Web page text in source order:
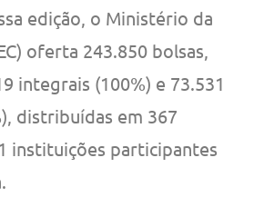
edição, o Ministério da
oferta 243.850 bolsas,
integrais (100%) e 73.531
distribuídas em 367
instituições participantes